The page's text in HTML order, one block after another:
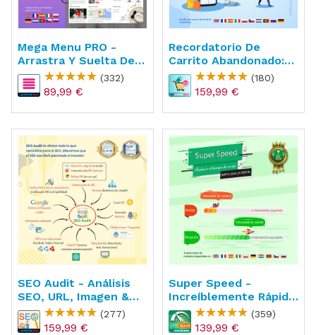
Mega Menu PRO -
Arrastra Y Suelta De
Forma Visual
(332)
89,99 €
Recordatorio De
Carrito Abandonado:
Email Y Remarketing
(180)
159,99 €
SEO Audit - Análisis
SEO, URL, Imagen &
Sitemap
(277)
159,99 €
Super Speed -
Increíblemente Rápido
- WebP, Page Cache &
SEO
(359)
139,99 €